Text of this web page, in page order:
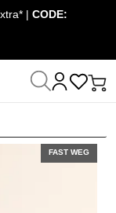
| CODE:
FAST WEG